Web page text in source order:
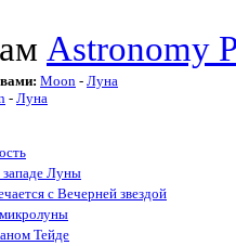
Astronomy
Moon - Луна
- Луна
Луны
с Вечерней звездой
Тейде